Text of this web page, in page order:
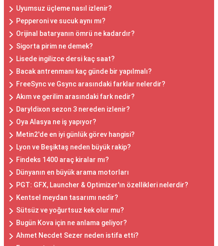
Uyumsuz üçleme nasıl izlenir?
Pepperoni ve sucuk aynı mı?
Orijinal bataryanın ömrü ne kadardır?
Sigorta pirim ne demek?
Lisede ingilizce dersi kaç saat?
Bacak antrenmanı kaç günde bir yapılmalı?
FreeSync ve Gsync arasındaki farklar nelerdir?
Akım ve gerilim arasındaki fark nedir?
Daryldixon sezon 3 nereden izlenir?
Oya Alasya ne iş yapıyor?
Metin2'de en iyi günlük görev hangisi?
Lyon ve Beşiktaş neden büyük rakip?
Findeks 1400 araç kiralar mı?
Dünyanın en büyük arama motorları
PGT: GFX, Launcher & Optimizer'ın özellikleri nelerdir?
Kentsel meydan tasarımı nedir?
Sütsüz ve yoğurtsuz kek olur mu?
Bugün Kova için ne anlama geliyor?
Ahmet Necdet Sezer neden istifa etti?